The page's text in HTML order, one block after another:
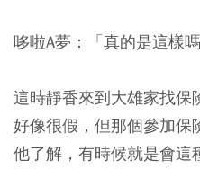
哆啦A夢：「真的是這樣嗎
這時靜香來到大雄家找保
好像很假，但那個參加保
他了解，有時候就是會這